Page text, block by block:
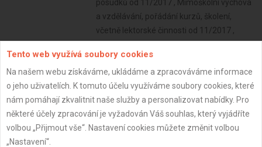
posudků od 11/2017 , Mimoškolní výchova
a vzdělávání, pořádání kurzů, školení,
včetně lektorské činnosti od 11/2017 ,
11/2017 , Nákup, prodej, správa a údržba
nemovitostí od 03/2020
Subjekt: Firma s.r.o.
DPH: Neplátce
Věk: 52 let
Tento web využívá soubory cookies
Na našem webu získáváme, ukládáme a zpracováváme informace
o jeho uživatelích. K tomuto účelu využíváme soubory cookies, které
nám pomáhají zkvalitnit naše služby a personalizovat nabídky. Pro
některé účely zpracování je vyžadován Váš souhlas, který vyjádříte
volbou „Přijmout vše“. Nastavení cookies můžete změnit volbou
„Nastavení“.